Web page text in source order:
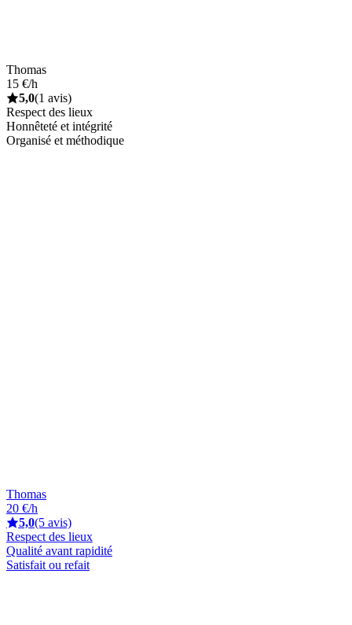
Thomas
15 €/h
5,0(1 avis)
Respect des lieux
Honnêteté et intégrité
Organisé et méthodique
Thomas
20 €/h
5,0(5 avis)
Respect des lieux
Qualité avant rapidité
Satisfait ou refait